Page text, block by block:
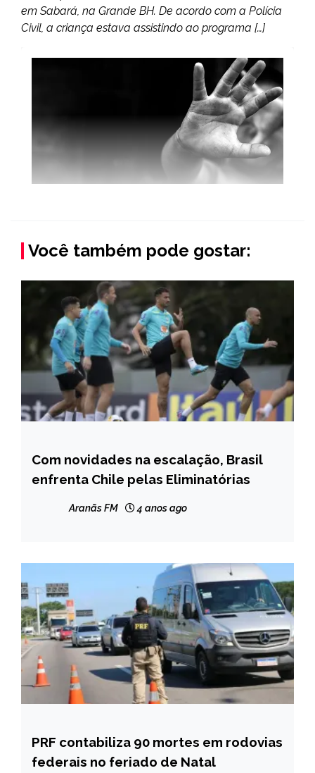
em Sabará, na Grande BH. De acordo com a Polícia
Civil, a criança estava assistindo ao programa […]
Você também pode gostar:
ESPORTES
NOTÍCIAS
Com novidades na escalação, Brasil
enfrenta Chile pelas Eliminatórias
Aranãs FM 4 anos ago
BRASIL
NOTÍCIAS
PRF contabiliza 90 mortes em rodovias
federais no feriado de Natal